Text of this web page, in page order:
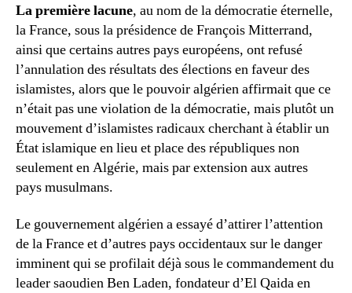
La première lacune, au nom de la démocratie éternelle,
la France, sous la présidence de François Mitterrand,
ainsi que certains autres pays européens, ont refusé
l’annulation des résultats des élections en faveur des
islamistes, alors que le pouvoir algérien affirmait que ce
n’était pas une violation de la démocratie, mais plutôt un
mouvement d’islamistes radicaux cherchant à établir un
État islamique en lieu et place des républiques non
seulement en Algérie, mais par extension aux autres
pays musulmans.
Le gouvernement algérien a essayé d’attirer l’attention
de la France et d’autres pays occidentaux sur le danger
imminent qui se profilait déjà sous le commandement du
leader saoudien Ben Laden, fondateur d’El Qaida en